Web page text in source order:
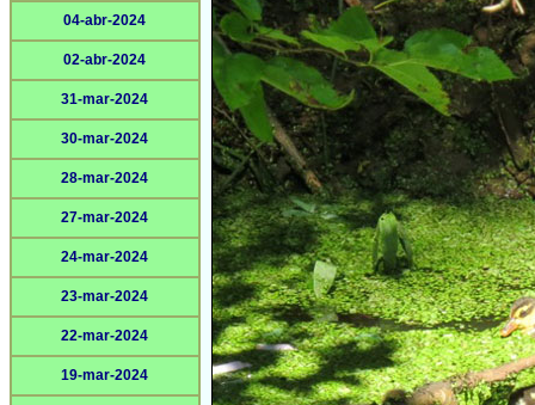
04-abr-2024
02-abr-2024
31-mar-2024
30-mar-2024
28-mar-2024
27-mar-2024
24-mar-2024
23-mar-2024
22-mar-2024
19-mar-2024